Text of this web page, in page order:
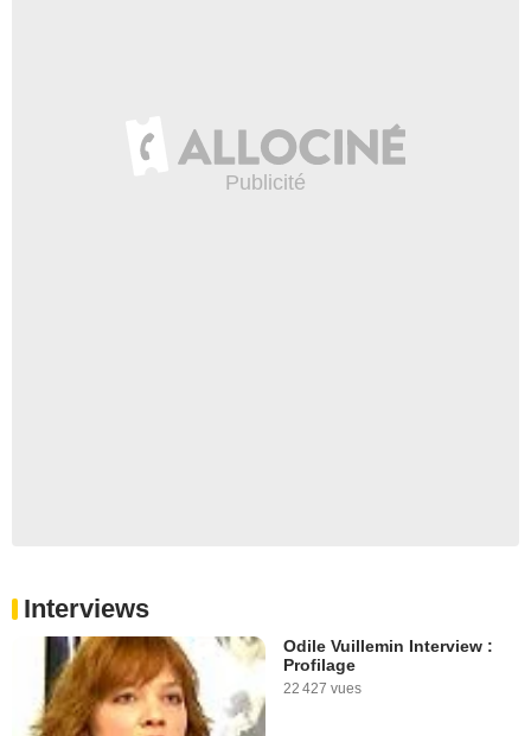
Interviews
Odile Vuillemin Interview :
Profilage
22 427 vues